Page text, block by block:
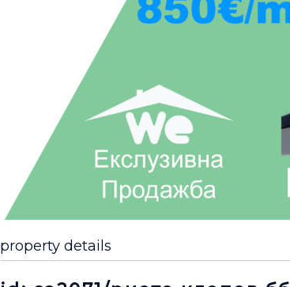
property details